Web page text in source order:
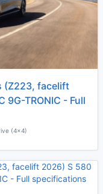
(Z223, facelift
9G-TRONIC - Full
(4x4)